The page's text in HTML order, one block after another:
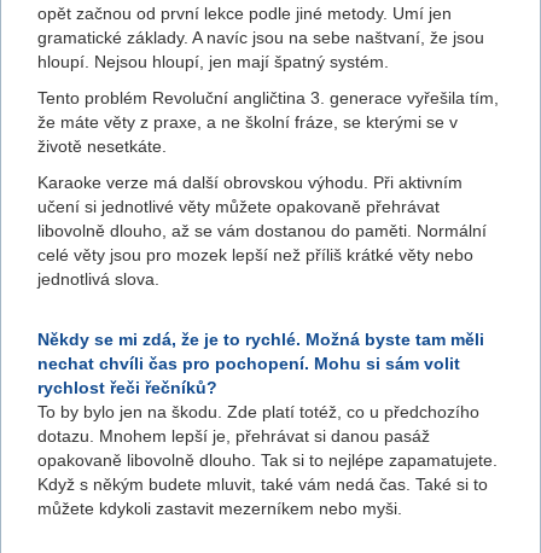
opět začnou od první lekce podle jiné metody. Umí jen
gramatické základy. A navíc jsou na sebe naštvaní, že jsou
hloupí. Nejsou hloupí, jen mají špatný systém.
Tento problém Revoluční angličtina 3. generace vyřešila tím,
že máte věty z praxe, a ne školní fráze, se kterými se v
životě nesetkáte.
Karaoke verze má další obrovskou výhodu. Při aktivním
učení si jednotlivé věty můžete opakovaně přehrávat
libovolně dlouho, až se vám dostanou do paměti. Normální
celé věty jsou pro mozek lepší než příliš krátké věty nebo
jednotlivá slova.
Někdy se mi zdá, že je to rychlé. Možná byste tam měli
nechat chvíli čas pro pochopení. Mohu si sám volit
rychlost řeči řečníků?
To by bylo jen na škodu. Zde platí totéž, co u předchozího
dotazu. Mnohem lepší je, přehrávat si danou pasáž
opakovaně libovolně dlouho. Tak si to nejlépe zapamatujete.
Když s někým budete mluvit, také vám nedá čas. Také si to
můžete kdykoli zastavit mezerníkem nebo myši.